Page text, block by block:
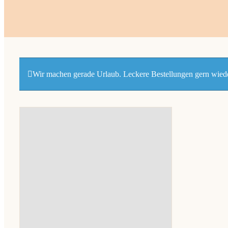
Wir machen gerade Urlaub. Leckere Bestellungen gern